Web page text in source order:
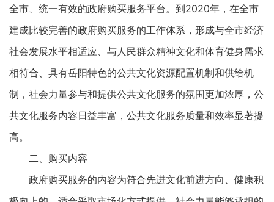
全市、统一有效的政府购买服务平台。到2020年，在全市
建成比较完善的政府购买服务的工作体系，形成与全市经济
社会发展水平相适应、与人民群众精神文化和体育健身需求
相符合、具有岳阳特色的公共文化资源配置机制和供给机
制，社会力量参与和提供公共文化服务的氛围更加浓厚，公
共文化服务内容日益丰富，公共文化服务质量和效率显著提
高。
二、购买内容
政府购买服务的内容为符合先进文化前进方向、健康积